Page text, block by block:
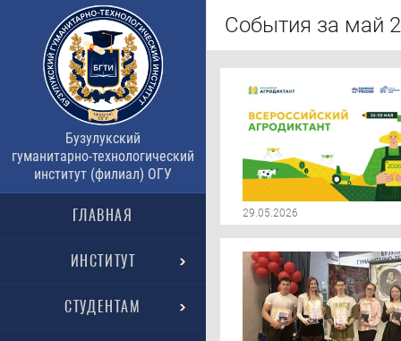
Бузулукский
гуманитарно-технологический
институт (филиал) ОГУ
ГЛАВНАЯ
ИНСТИТУТ
СТУДЕНТАМ
События за май
29.05.2026